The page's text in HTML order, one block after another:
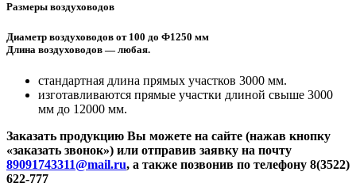
Размеры воздуховодов
Диаметр воздуховодов от 100 до Ф1250 мм
Длина воздуховодов — любая.
стандартная длина прямых участков 3000 мм.
изготавливаются прямые участки длиной свыше 3000
мм до 12000 мм.
Заказать продукцию Вы можете на сайте (нажав кнопку
«заказать звонок») или отправив заявку на почту
89091743311@mail.ru, а также позвонив по телефону 8(3522)
622-777